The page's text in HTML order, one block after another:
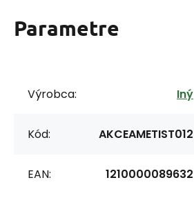
Parametre
Výrobca: Iný
Kód: AKCEAMETIST012
EAN: 1210000089632